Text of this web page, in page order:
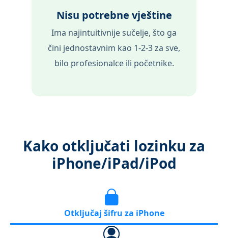
Nisu potrebne vještine
Ima najintuitivnije sučelje, što ga
čini jednostavnim kao 1-2-3 za sve,
bilo profesionalce ili početnike.
Kako otključati lozinku za
iPhone/iPad/iPod
Otključaj šifru za iPhone